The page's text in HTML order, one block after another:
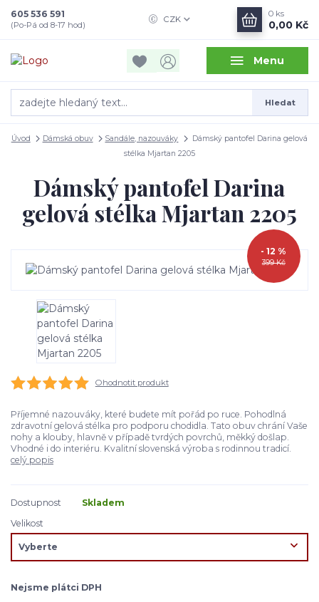
Menu
CZK
Hledat
605 536 591
(Po-Pá od 8-17 hod)
0 ks
0,00 Kč
Úvod Dámská obuv Sandále, nazouváky
Dámský pantofel Darina gelová
stélka Mjartan 2205
Dámský pantofel Darina
gelová stélka Mjartan 2205
399 Kč
- 12 %
Ohodnotit produkt
Příjemné nazouváky, které budete mít pořád po ruce. Pohodlná
zdravotní gelová stélka pro podporu chodidla. Tato obuv chrání Vaše
nohy a klouby, hlavně v případě tvrdých povrchů, měkký došlap.
Vhodné i do interiéru. Kvalitní slovenská výroba s rodinnou tradicí.
celý popis
Dostupnost
Skladem
Velikost
Nejsme plátci DPH